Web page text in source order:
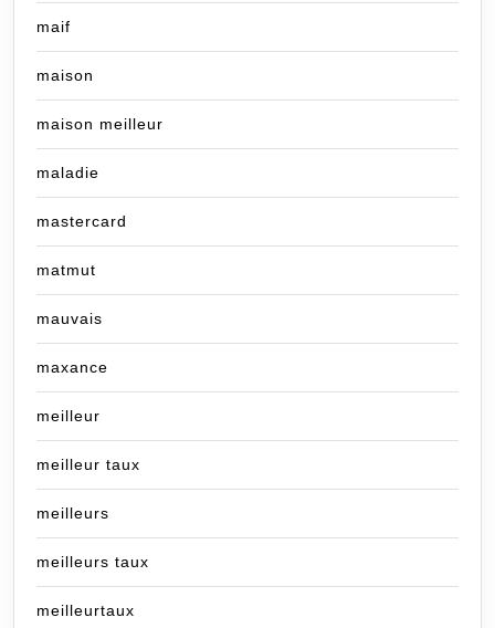
maif
maison
maison meilleur
maladie
mastercard
matmut
mauvais
maxance
meilleur
meilleur taux
meilleurs
meilleurs taux
meilleurtaux